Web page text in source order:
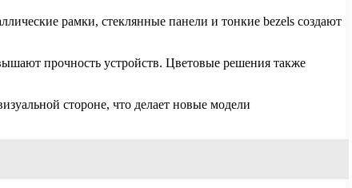
рамки, стеклянные панели и тонкие bezels создают
прочность устройств. Цветовые решения также
стороне, что делает новые модели